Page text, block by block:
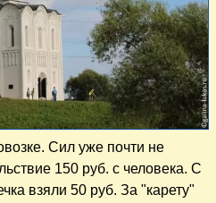
Сил уже почти не
150 руб. с человека. С
взяли 50 руб. За "карету"